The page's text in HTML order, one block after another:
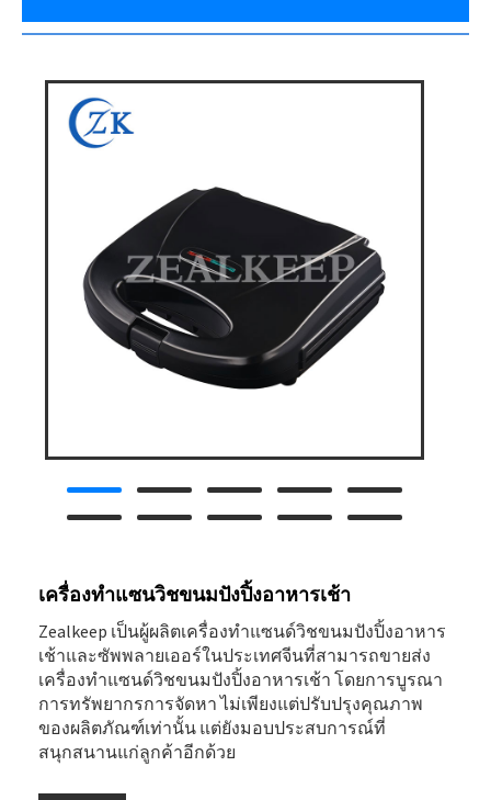
เครื่องทำแซนวิชขนมปังปิ้งอาหารเช้า
Zealkeep เป็นผู้ผลิตเครื่องทำแซนด์วิชขนมปังปิ้งอาหาร
เช้าและซัพพลายเออร์ในประเทศจีนที่สามารถขายส่ง
เครื่องทำแซนด์วิชขนมปังปิ้งอาหารเช้า โดยการบูรณา
การทรัพยากรการจัดหา ไม่เพียงแต่ปรับปรุงคุณภาพ
ของผลิตภัณฑ์เท่านั้น แต่ยังมอบประสบการณ์ที่
สนุกสนานแก่ลูกค้าอีกด้วย